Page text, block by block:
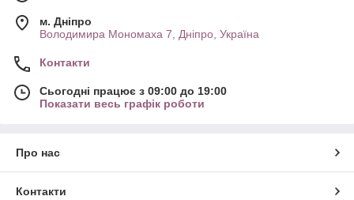
м. Дніпро
Володимира Мономаха 7, Дніпро, Україна
Контакти
Сьогодні працює з 09:00 до 19:00
Показати весь графік роботи
Про нас
Контакти